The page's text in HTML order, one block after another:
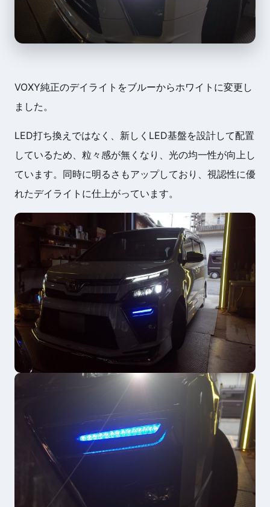
VOXY純正のデイライトをブルーからホワイトに変更し
ました。
LED打ち換えではなく、新しくLED基盤を設計して配置
しているため、粒々感が無くなり、光の均一性が向上し
ています。同時に明るさもアップしており、視認性に優
れたデイライトに仕上がっています。